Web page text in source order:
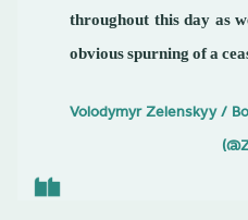
throughout this day as
obvious spurning of a
— Volodymyr Zelenskyy /